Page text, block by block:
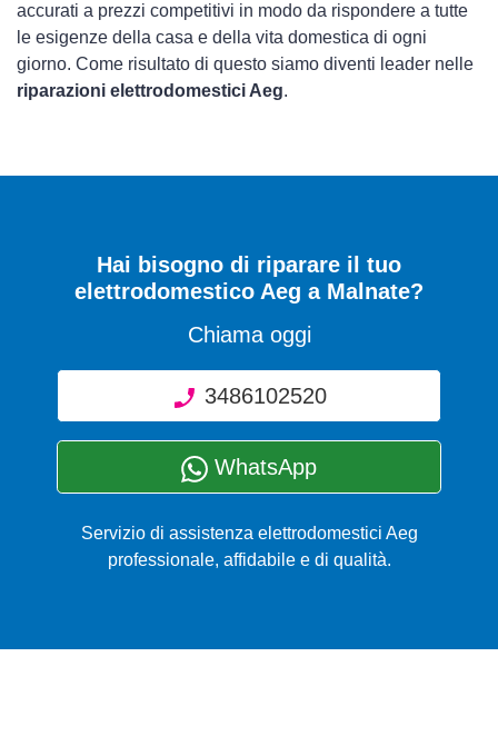
accurati a prezzi competitivi in modo da rispondere a tutte
le esigenze della casa e della vita domestica di ogni
giorno. Come risultato di questo siamo diventi leader nelle
riparazioni elettrodomestici Aeg.
Hai bisogno di riparare il tuo
elettrodomestico Aeg a Malnate?
Chiama oggi
3486102520
WhatsApp
Servizio di assistenza elettrodomestici Aeg
professionale, affidabile e di qualità.